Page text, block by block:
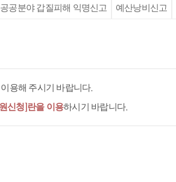
공공분야 갑질피해 익명신고 예산낭비신고
용해 주시기 바랍니다.
신청]란을 이용하시기 바랍니다.